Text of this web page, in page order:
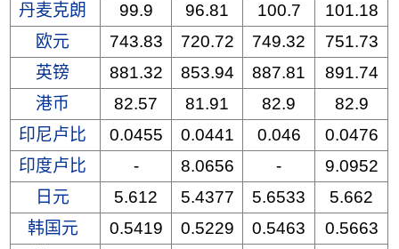
丹麦克朗
99.9 96.81 100.7
101.18
欧元
743.83 720.72 749.32
751.73
英镑
881.32 853.94 887.81
891.74
港币
82.57 81.91 82.9
82.9
印尼卢比
0.0455 0.0441 0.046
0.0476
印度卢比
- 8.0656 -
9.0952
日元
5.612 5.4377 5.6533
5.662
韩国元
0.5419 0.5229 0.5463
0.5663